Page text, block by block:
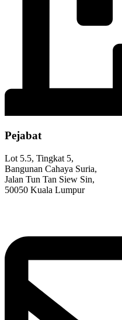
Pejabat
Lot 5.5, Tingkat 5,
Bangunan Cahaya Suria,
Jalan Tun Tan Siew Sin,
50050 Kuala Lumpur